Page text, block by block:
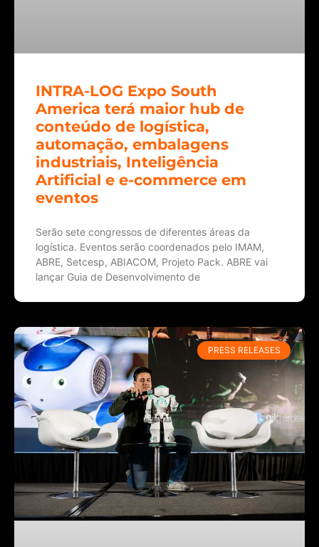
INTRA-LOG Expo South
America terá maior hub de
conteúdo de logística,
automação, embalagens
industriais, Inteligência
Artificial e e-commerce em
eventos
Serão sete congressos de diferentes áreas da
logística. Eventos serão coordenados pelo IMAM,
ABRE, Setcesp, ABIACOM, Projeto Pack. ABRE vai
lançar Guia de Desenvolvimento de
PRESS RELEASES